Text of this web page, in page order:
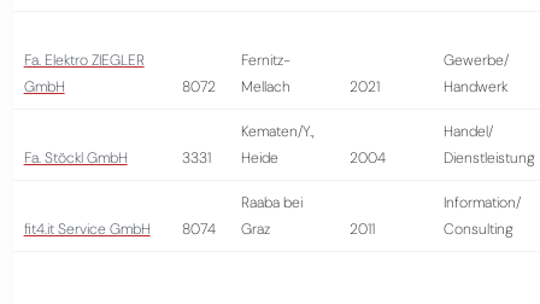
Fa. Elektro ZIEGLER
GmbH
8072
Fernitz-
Mellach
2021
Gewerbe/
Handwerk
Fa. Stöckl GmbH 3331
Kematen/Y.,
Heide
2004
Handel/
Dienstleistung
fit4.it Service GmbH 8074
Raaba bei
Graz
2011
Information/
Consulting